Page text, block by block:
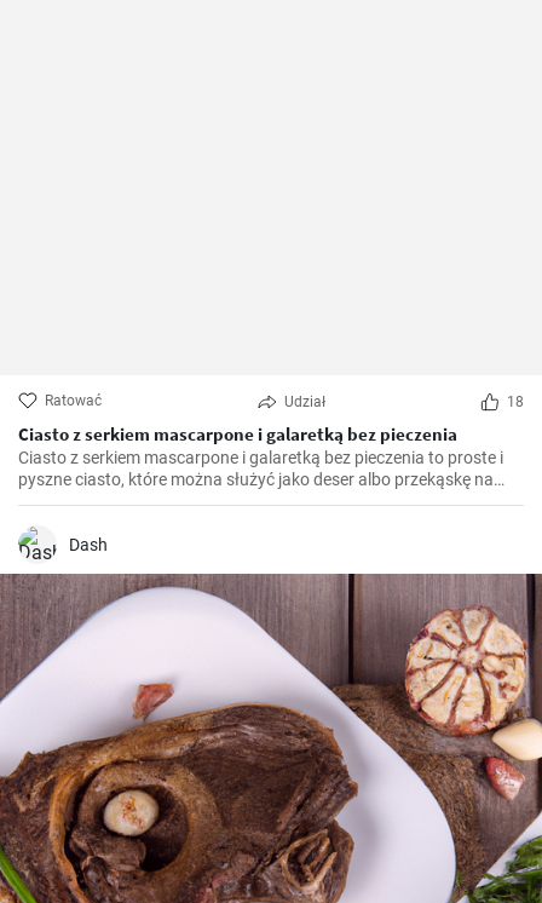
Ratować Udział 18
Ciasto z serkiem mascarpone i galaretką bez pieczenia
Ciasto z serkiem mascarpone i galaretką bez pieczenia to proste i
pyszne ciasto, które można służyć jako deser albo przekąskę na
różne okazje. Krem z serka mascarpone dodaje ciastu kremowej
konsystencji, a galaretka naszpikowana owocami dodaje mu koloru
i słodkości.
Dash